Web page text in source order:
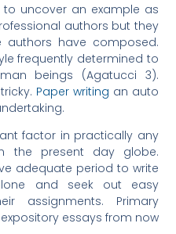
uncover an example as
authors but they
have composed.
frequently determined to
beings (Agatucci 3).
Paper writing an auto
factor in practically any
the present day globe.
adequate period to write
and seek out easy
assignments. Primary
essays from now